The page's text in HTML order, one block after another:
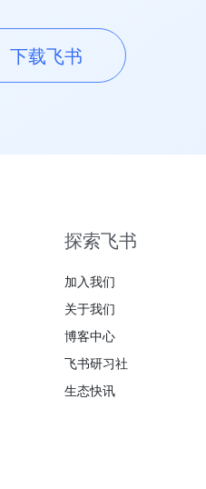
下载飞书
探索飞书
加入我们
关于我们
博客中心
飞书研习社
生态快讯